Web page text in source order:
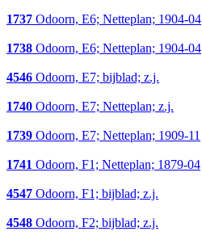
1737 Odoorn, E6; Netteplan; 1904-04
1738 Odoorn, E6; Netteplan; 1904-04
4546 Odoorn, E7; bijblad; z.j.
1740 Odoorn, E7; Netteplan; z.j.
1739 Odoorn, E7; Netteplan; 1909-11
1741 Odoorn, F1; Netteplan; 1879-04
4547 Odoorn, F1; bijblad; z.j.
4548 Odoorn, F2; bijblad; z.j.